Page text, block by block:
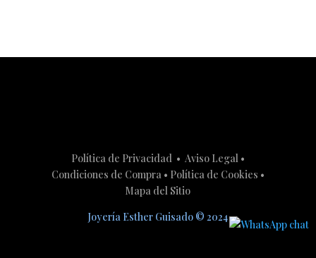
Política de Privacidad • Aviso Legal •
Condiciones de Compra • Política de Cookies •
Mapa del Sitio
Joyería Esther Guisado ©2024